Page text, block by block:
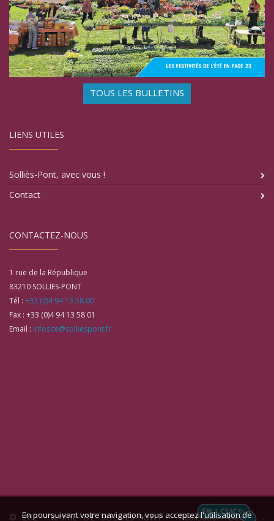
TOUS LES BULLETINS
LIENS UTILES
Solliès-Pont, avec vous !
Contact
CONTACTEZ-NOUS
1 rue de la République
83210 SOLLIES-PONT
Tél : +33 (0)4 94 13 58 00
Fax : +33 (0)4 94 13 58 01
Email : infosite@solliespont.fr
© 2021 MAIRIE DE SOLLIES-PONT -Réalisation Bexter-
En poursuivant votre navigation, vous acceptez l'utilisation de